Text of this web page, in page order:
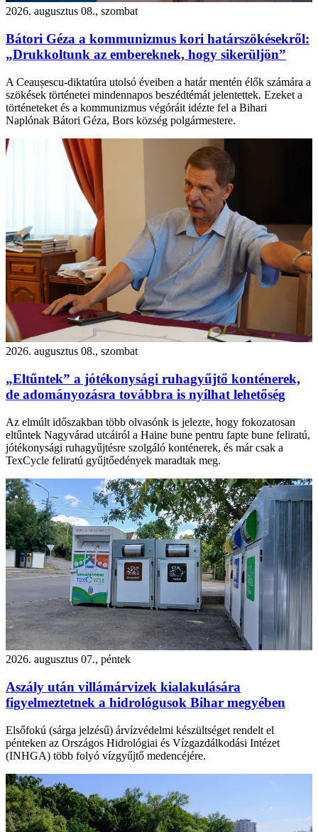
2026. augusztus 08., szombat
Bátori Géza a kommunizmus kori határszökésekről:
„Drukkoltunk az embereknek, hogy sikerüljön”
A Ceaușescu-diktatúra utolsó éveiben a határ mentén élők számára a
szökések történetei mindennapos beszédtémát jelentettek. Ezeket a
történeteket és a kommunizmus végóráit idézte fel a Bihari
Naplónak Bátori Géza, Bors község polgármestere.
2026. augusztus 08., szombat
„Eltűntek” a jótékonysági ruhagyűjtő konténerek,
de adományozásra továbbra is nyílhat lehetőség
Az elmúlt időszakban több olvasónk is jelezte, hogy fokozatosan
eltűntek Nagyvárad utcáiról a Haine bune pentru fapte bune feliratú,
jótékonysági ruhagyűjtésre szolgáló konténerek, és már csak a
TexCycle feliratú gyűjtőedények maradtak meg.
2026. augusztus 07., péntek
Aszály után villámárvizek kialakulására
figyelmeztetnek a hidrológusok Bihar megyében
Elsőfokú (sárga jelzésű) árvízvédelmi készültséget rendelt el
pénteken az Országos Hidrológiai és Vízgazdálkodási Intézet
(INHGA) több folyó vízgyűjtő medencéjére.